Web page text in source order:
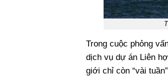
Trong cuộc phỏng
dịch vụ dự án Liên
giới chỉ còn “vài